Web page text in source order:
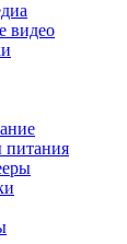
видео
питания